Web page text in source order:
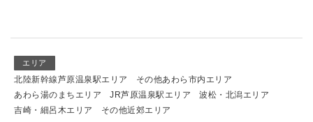
エリア
北陸新幹線芦原温泉駅エリア
その他あわら市内エリア
あわら湯のまちエリア
JR芦原温泉駅エリア
波松・北潟エリア
吉崎・細呂木エリア
その他近郊エリア